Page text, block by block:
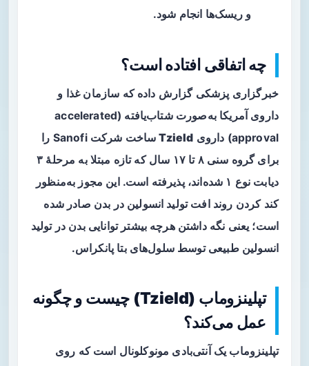
و ریسک‌ها انجام شود.
چه اتفاقی افتاده است؟
خبرگزاری پزشکی گزارش داده که سازمان غذا و
داروی آمریکا به‌صورت شتاب‌یافته (accelerated
approval) داروی
Tzield
ساخت شرکت Sanofi را
برای گروه سنی ۸ تا ۱۷ سال که تازه مبتلا به مرحلهٔ ۳
دیابت نوع ۱ شده‌اند، پذیرفته است. این مجوز به‌منظور
کند کردن روند افت تولید انسولین در بدن صادر شده
است؛ یعنی نگه داشتن هرچه بیشتر توانایی بدن در تولید
انسولین طبیعی توسط سلول‌های بتا پانکراس.
تپلینزوماب (Tzield) چیست و چگونه
عمل می‌کند؟
تپلینزوماب یک آنتی‌بادی مونوکلونال است که روی